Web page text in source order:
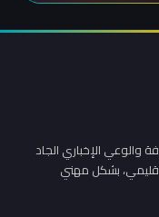
الإخباري الجاد
بشكل مهني